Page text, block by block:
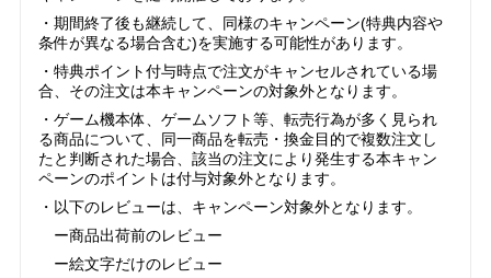
・期間終了後も継続して、同様のキャンペーン(特典内容や
条件が異なる場合含む)を実施する可能性があります。
・特典ポイント付与時点で注文がキャンセルされている場
合、その注文は本キャンペーンの対象外となります。
・ゲーム機本体、ゲームソフト等、転売行為が多く見られ
る商品について、同一商品を転売・換金目的で複数注文し
たと判断された場合、該当の注文により発生する本キャン
ペーンのポイントは付与対象外となります。
・以下のレビューは、キャンペーン対象外となります。
ー商品出荷前のレビュー
ー絵文字だけのレビュー